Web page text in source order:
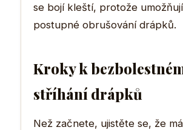
se bojí kleští, protože
postupné obrušování drápků.
Kroky k
stříhání drápků
Než začnete, ujistěte se, že